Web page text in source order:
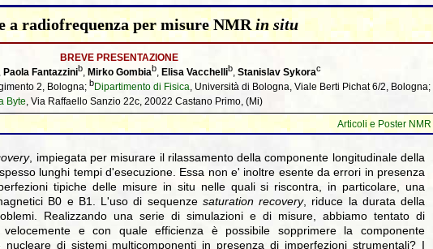
a radiofrequenza per misure NMR in situ
BREVE PRESENTAZIONE
Paola Fantazzinib Mirko Gombiab Elisa Vacchellib Stanislav Sykorac
2, Bologna; bDipartimento di Fisica , Università di Bologna, Viale Berti Pichat 6/2, Bologna;
Byte, Via Raffaello Sanzio 22c, 20022 Castano Primo, (Mi)
Articoli e Poster NMR
, impiegata per misurare il rilassamento della componente longitudinale della
lunghi tempi d'esecuzione. Essa non e' inoltre esente da errori in presenza
tipiche delle misure in situ nelle quali si riscontra, in particolare, una
B0 e B1. L'uso di sequenze saturation recovery, riduce la durata della
Realizzando una serie di simulazioni e di misure, abbiamo tentato di
e con quale efficienza è possibile sopprimere la componente
nucleare di sistemi multicomponenti in presenza di imperfezioni strumentali? I